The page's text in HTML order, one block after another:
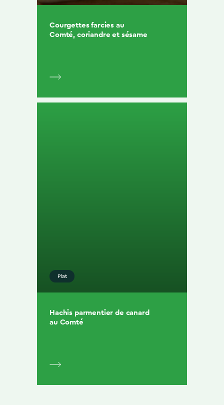
Courgettes farcies au
Comté, coriandre et sésame
Plat
Hachis parmentier de canard
au Comté